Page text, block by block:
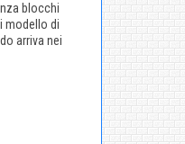
blocchi
modello di
arriva nei